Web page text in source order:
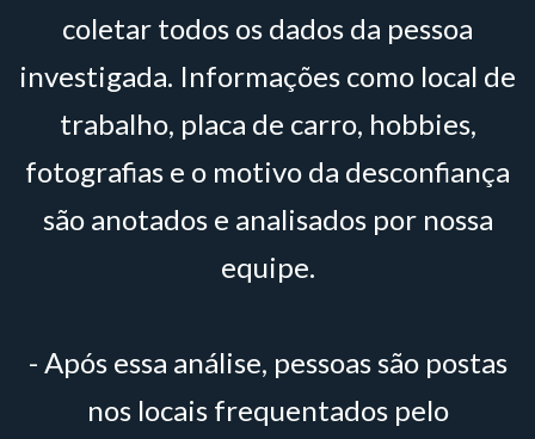
coletar todos os dados da pessoa
investigada. Informações como local de
trabalho, placa de carro, hobbies,
fotografias e o motivo da desconfiança
são anotados e analisados por nossa
equipe.
- Após essa análise, pessoas são postas
nos locais frequentados pelo